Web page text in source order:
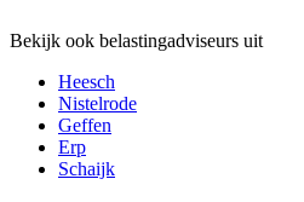
Bekijk ook belastingadviseurs uit
Heesch
Nistelrode
Geffen
Erp
Schaijk